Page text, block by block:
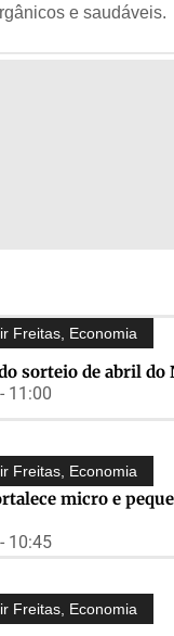
e saudáveis.
Freitas, Economia
sorteio de abril do
11:00
Freitas, Economia
micro e
10:45
Freitas, Economia